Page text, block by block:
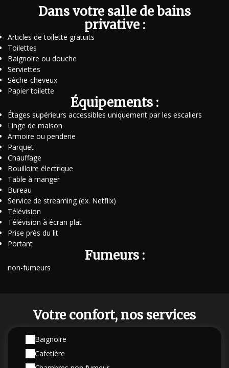
Dans votre salle de bains
privative :
Articles de toilette gratuits
Toilettes
Baignoire ou douche
Serviettes
Sèche-cheveux
Papier toilette
Équipements :
Étages supérieurs accessibles uniquement par les escaliers
Linge de maison
Armoire ou penderie
Parquet
Chauffage
Bouilloire électrique
Table à manger
Bureau
Service de streaming (ex. Netflix)
Télévision
Télévision à écran plat
Prise près du lit
Portant
Fumeurs :
non-fumeurs
Votre confort, nos services
Baignoire
Cafetière